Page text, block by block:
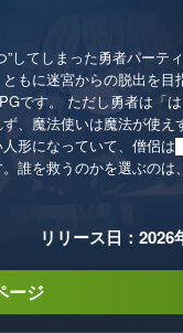
”してしまった勇者パーテ
もに迷宮からの脱出を目
です。 ただし勇者は「は
ず、魔法使いは魔法が使え
形になっていて、僧侶は
誰を救うのかを選ぶのは
リリース日：2026
ージ